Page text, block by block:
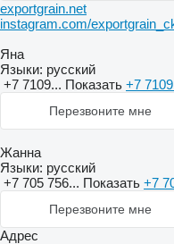
exportgrain.net
instagram.com/
Яна
Языки: русский
+7 7109... Показать +7
Перезвоните мне
Жанна
Языки: русский
+7 705 756... Показать +7
Перезвоните мне
Адрес